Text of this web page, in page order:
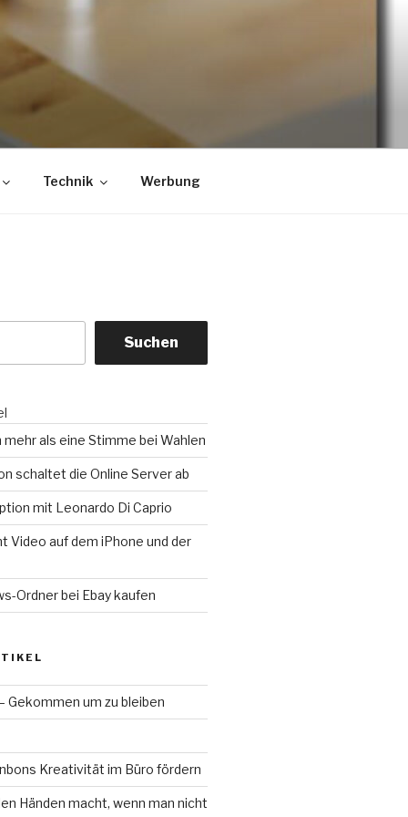
Technik Werbung
Suchen
mehr als eine Stimme bei Wahlen
schaltet die Online Server ab
mit Leonardo Di Caprio
Video auf dem iPhone und der
Ordner bei Ebay kaufen
Gekommen um zu bleiben
Kreativität im Büro fördern
Händen macht, wenn man nicht